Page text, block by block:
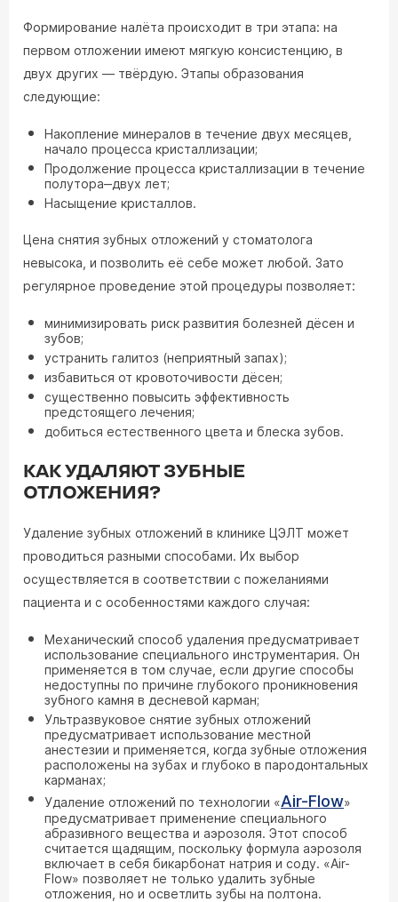
Формирование налёта происходит в три этапа: на
первом отложении имеют мягкую консистенцию, в
двух других — твёрдую. Этапы образования
следующие:
Накопление минералов в течение двух месяцев,
начало процесса кристаллизации;
Продолжение процесса кристаллизации в течение
полутора‒двух лет;
Насыщение кристаллов.
Цена снятия зубных отложений у стоматолога
невысока, и позволить её себе может любой. Зато
регулярное проведение этой процедуры позволяет:
минимизировать риск развития болезней дёсен и
зубов;
устранить галитоз (неприятный запах);
избавиться от кровоточивости дёсен;
существенно повысить эффективность
предстоящего лечения;
добиться естественного цвета и блеска зубов.
КАК УДАЛЯЮТ ЗУБНЫЕ
ОТЛОЖЕНИЯ?
Удаление зубных отложений в клинике ЦЭЛТ может
проводиться разными способами. Их выбор
осуществляется в соответствии с пожеланиями
пациента и с особенностями каждого случая:
Механический способ удаления предусматривает
использование специального инструментария. Он
применяется в том случае, если другие способы
недоступны по причине глубокого проникновения
зубного камня в десневой карман;
Ультразвуковое снятие зубных отложений
предусматривает использование местной
анестезии и применяется, когда зубные отложения
расположены на зубах и глубоко в пародонтальных
карманах;
Удаление отложений по технологии «Air-Flow»
предусматривает применение специального
абразивного вещества и аэрозоля. Этот способ
считается щадящим, поскольку формула аэрозоля
включает в себя бикарбонат натрия и соду. «Air-
Flow» позволяет не только удалить зубные
отложения, но и осветлить зубы на полтона.